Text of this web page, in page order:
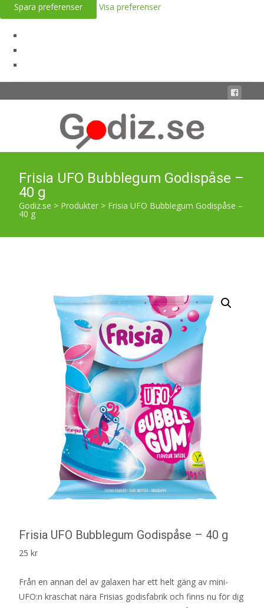
Spara preferenser Visa preferenser
Frisia UFO Bubblegum Godispåse –
40 g
Godiz.se > Produkter > Frisia UFO Bubblegum Godispåse –
40 g
Frisia UFO Bubblegum Godispåse – 40 g
25 kr
Från en annan del av galaxen har ett helt gäng av mini-
UFO:n kraschat nära Frisias godisfabrik och finns nu för dig